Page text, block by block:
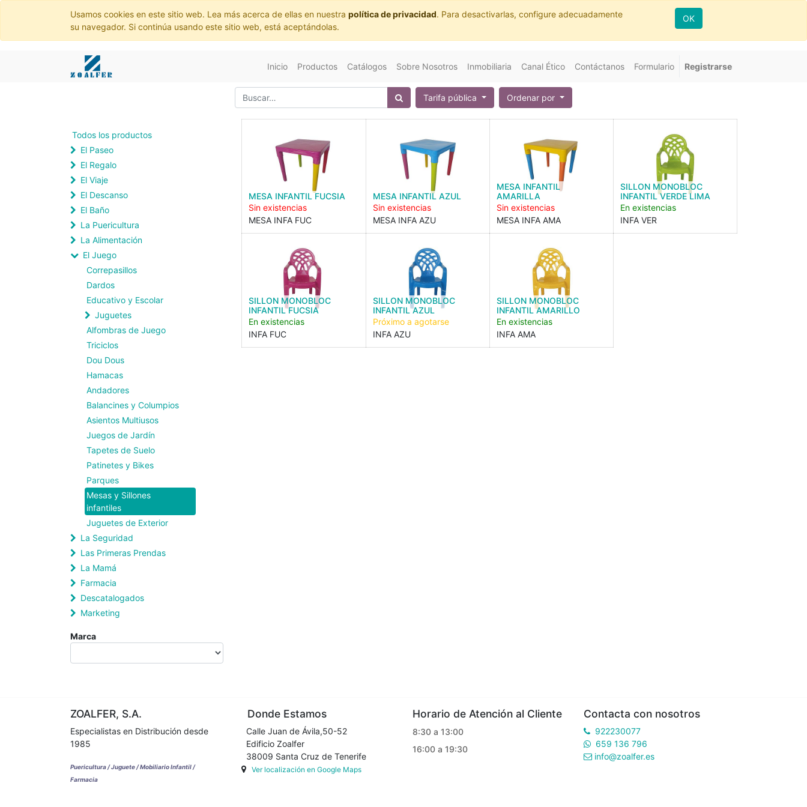
Usamos cookies en este sitio web. Lea más acerca de ellas en nuestra política de privacidad. Para desactivarlas, configure adecuadamente
su navegador. Si continúa usando este sitio web, está aceptándolas.
OK
Inicio Productos Catálogos Sobre Nosotros Inmobiliaria Canal Ético Contáctanos Formulario Registrarse
Tarifa pública Ordenar por
Todos los productos
El Paseo
El Regalo
El Viaje
El Descanso
El Baño
La Puericultura
La Alimentación
El Juego
Correpasillos
Dardos
Educativo y Escolar
Juguetes
Alfombras de Juego
Triciclos
Dou Dous
Hamacas
Andadores
Balancines y Columpios
Asientos Multiusos
Juegos de Jardín
Tapetes de Suelo
Patinetes y Bikes
Parques
Mesas y Sillones
infantiles
Juguetes de Exterior
La Seguridad
Las Primeras Prendas
La Mamá
Farmacia
Descatalogados
Marketing
Marca
MESA INFANTIL FUCSIA
Sin existencias
MESA INFA FUC
MESA INFANTIL AZUL
Sin existencias
MESA INFA AZU
MESA INFANTIL
AMARILLA
Sin existencias
MESA INFA AMA
SILLON MONOBLOC
INFANTIL VERDE LIMA
En existencias
INFA VER
SILLON MONOBLOC
INFANTIL FUCSIA
En existencias
INFA FUC
SILLON MONOBLOC
INFANTIL AZUL
Próximo a agotarse
INFA AZU
SILLON MONOBLOC
INFANTIL AMARILLO
En existencias
INFA AMA
ZOALFER, S.A.
Especialistas en Distribución desde
1985
Puericultura / Juguete / Mobiliario Infantil /
Farmacia
Donde Estamos
Calle Juan de Ávila,50-52
Edificio Zoalfer
38009 Santa Cruz de Tenerife
Ver localización en Google Maps
Horario de Atención al Cliente
8:30 a 13:00
16:00 a 19:30
Contacta con nosotros
922230077
659 136 796
info@zoalfer.es